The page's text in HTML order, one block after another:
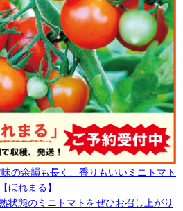
の余韻も長く、香りもいいミニトマト
【ほれまる】
状態のミニトマトをぜひお召し上がり